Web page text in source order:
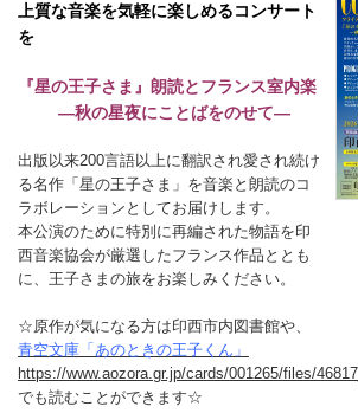
上質な音楽を気軽に楽しめるコンサート
を
『星の王子さま』朗読とフランス室内楽
―秋の星夜にことばをのせて―
出版以来200言語以上に翻訳され愛され続け
る名作「星の王子さま」を音楽と朗読のコ
ラボレーションとしてお届けします。
本公演のために特別に再編された物語を印
西音楽協会が厳選したフランス作品ととも
に、王子さまの旅をお楽しみください。
☆原作が気になる方は印西市内図書館や、
青空文庫「あのときの王子くん」
https://www.aozora.gr.jp/cards/001265/files/
でも読むことができます☆